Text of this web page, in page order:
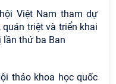
Việt Nam tham dự
triệt và triển khai
lần thứ ba Ban
thảo khoa học quốc